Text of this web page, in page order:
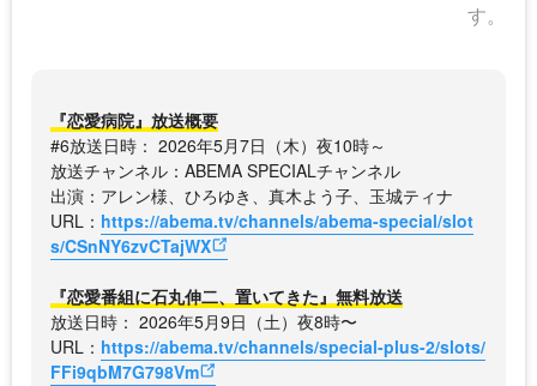
す。
『恋愛病院』放送概要
#6放送日時： 2026年5月7日（木）夜10時～
放送チャンネル：ABEMA SPECIALチャンネル
出演：アレン様、ひろゆき、真木よう子、玉城ティナ
URL： https://abema.tv/channels/abema-special/slot
s/CSnNY6zvCTajWX
『恋愛番組に石丸伸二、置いてきた』無料放送
放送日時： 2026年5月9日（土）夜8時〜
URL： https://abema.tv/channels/special-plus-2/slots/
FFi9qbM7G798Vm